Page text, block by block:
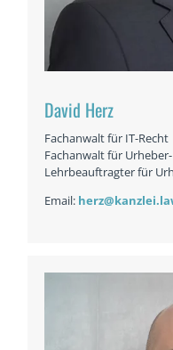
David Herz
Fachanwalt für IT-Recht
Fachanwalt für
Lehrbeauftragter für
Email: